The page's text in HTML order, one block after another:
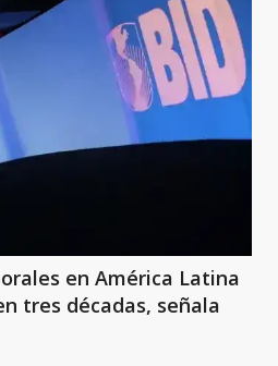
en América Latina
tres décadas, señala